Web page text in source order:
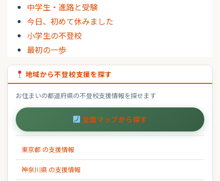
中学生・進路と受験
今日、初めて休みました
小学生の不登校
最初の一歩
地域から不登校支援を探す
お住まいの都道府県の不登校支援情報を探せます
全国マップから探す
東京都 の支援情報
神奈川県 の支援情報